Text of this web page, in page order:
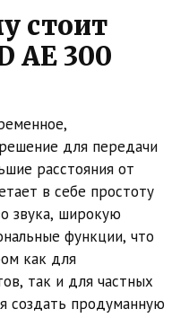
стоит
AE 300
для передачи
расстояния от
в себе простоту
звука, широкую
функции, что
как для
так и для частных
создать продуманную